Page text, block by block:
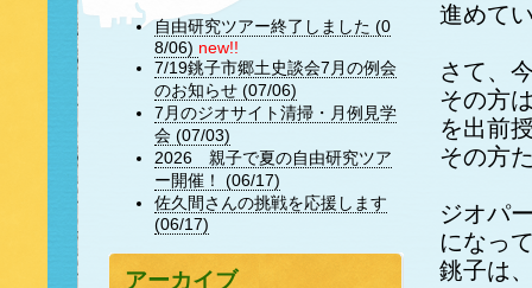
進めて
さて、
その方
を出前
その方
ジオパ
になっ
銚子は
自由研究ツアー終了しました (0
8/06) new!!
7/19銚子市郷土史談会7月の例会
のお知らせ (07/06)
7月のジオサイト清掃・月例見学
会 (07/03)
2026 親子で夏の自由研究ツア
ー開催！ (06/17)
佐久間さんの挑戦を応援します
(06/17)
アーカイブ